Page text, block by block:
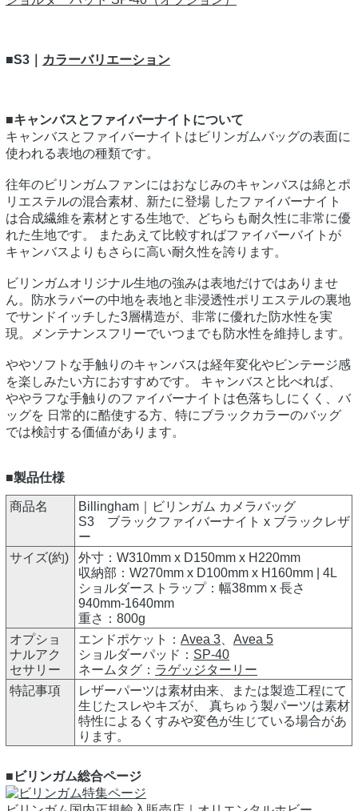
■S3｜ カラーバリエーション
■キャンバスとファイバーナイトについて
キャンバスとファイバーナイトはビリンガムバッグの表面に
使われる表地の種類です。
往年のビリンガムファンにはおなじみのキャンバスは綿とポ
リエステルの混合素材、新たに登場 したファイバーナイト
は合成繊維を素材とする生地で、どちらも耐久性に非常に優
れた生地です。 またあえて比較すればファイバーバイトが
キャンバスよりもさらに高い耐久性を誇ります。
ビリンガムオリジナル生地の強みは表地だけではありませ
ん。防水ラバーの中地を表地と非浸透性ポリエステルの裏地
でサンドイッチした3層構造が、非常に優れた防水性を実
現。メンテナンスフリーでいつまでも防水性を維持します。
ややソフトな手触りのキャンバスは経年変化やビンテージ感
を楽しみたい方におすすめです。 キャンバスと比べれば、
ややラフな手触りのファイバーナイトは色落ちしにくく、バ
ッグを 日常的に酷使する方、特にブラックカラーのバッグ
では検討する価値があります。
■製品仕様
商品名
Billingham｜ビリンガム カメラバッグ
S3 ブラックファイバーナイト x ブラックレザ
ー
サイズ(約)
外寸：W310mm x D150mm x H220mm
収納部：W270mm x D100mm x H160mm | 4L
ショルダーストラップ：幅38mm x 長さ
940mm-1640mm
重さ：800g
オプショ
ナルアク
セサリー
エンドポケット： Avea 3
Avea 5
ショルダーパッド： SP-40
ネームタグ： ラゲッジターリー
特記事項
レザーパーツは素材由来、または製造工程にて
生じたスレやキズが、 真ちゅう製パーツは素材
特性によるくすみや変色が生じている場合があ
ります。
■ビリンガム総合ページ